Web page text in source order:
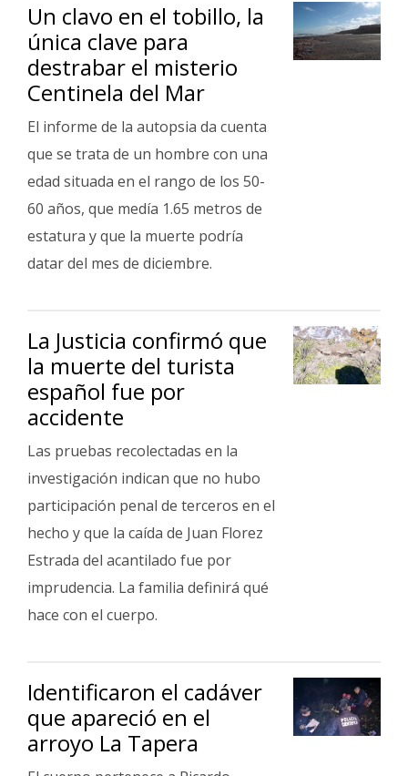
Un clavo en el tobillo, la
única clave para
destrabar el misterio
Centinela del Mar
El informe de la autopsia da cuenta
que se trata de un hombre con una
edad situada en el rango de los 50-
60 años, que medía 1.65 metros de
estatura y que la muerte podría
datar del mes de diciembre.
La Justicia confirmó que
la muerte del turista
español fue por
accidente
Las pruebas recolectadas en la
investigación indican que no hubo
participación penal de terceros en el
hecho y que la caída de Juan Florez
Estrada del acantilado fue por
imprudencia. La familia definirá qué
hace con el cuerpo.
Identificaron el cadáver
que apareció en el
arroyo La Tapera